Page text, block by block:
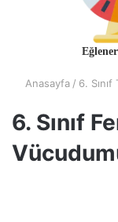
Anasayfa / 6.
6. Sınıf